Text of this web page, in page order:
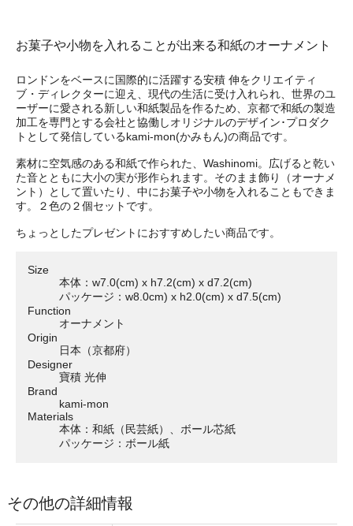
お菓子や小物を入れることが出来る和紙のオーナメント
ロンドンをベースに国際的に活躍する安積 伸をクリエイティ
ブ・ディレクターに迎え、現代の生活に受け入れられ、世界のユ
ーザーに愛される新しい和紙製品を作るため、京都で和紙の製造
加工を専門とする会社と協働しオリジナルのデザイン･プロダク
トとして発信しているkami-mon(かみもん)の商品です。
素材に空気感のある和紙で作られた、Washinomi。広げると乾い
た音とともに大小の実が形作られます。そのまま飾り（オーナメ
ント）として置いたり、中にお菓子や小物を入れることもできま
す。２色の２個セットです。
ちょっとしたプレゼントにおすすめしたい商品です。
Size
本体：w7.0(cm) x h7.2(cm) x d7.2(cm)
パッケージ：w8.0cm) x h2.0(cm) x d7.5(cm)
Function
オーナメント
Origin
日本（京都府）
Designer
寶積 光伸
Brand
kami-mon
Materials
本体：和紙（民芸紙）、ボール芯紙
パッケージ：ボール紙
その他の詳細情報